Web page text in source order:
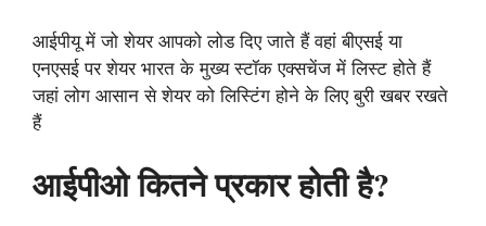
आईपीयू में जो शेयर आपको लोड दिए जाते हैं वहां बीएसई या
एनएसई पर शेयर भारत के मुख्य स्टॉक एक्सचेंज में लिस्ट होते हैं
जहां लोग आसान से शेयर को लिस्टिंग होने के लिए बुरी खबर रखते
हैं
आईपीओ कितने प्रकार होती है?